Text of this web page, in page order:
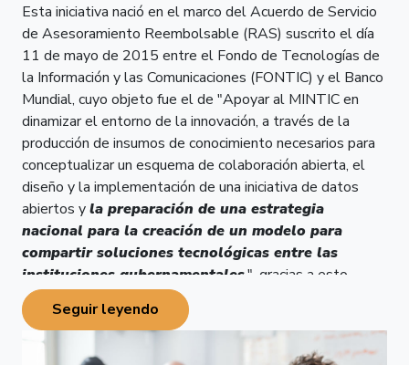
Esta iniciativa nació en el marco del Acuerdo de Servicio
de Asesoramiento Reembolsable (RAS) suscrito el día
11 de mayo de 2015 entre el Fondo de Tecnologías de
la Información y las Comunicaciones (FONTIC) y el Banco
Mundial, cuyo objeto fue el de "Apoyar al MINTIC en
dinamizar el entorno de la innovación, a través de la
producción de insumos de conocimiento necesarios para
conceptualizar un esquema de colaboración abierta, el
diseño y la implementación de una iniciativa de datos
abiertos yla preparación de una estrategia
nacional para la creación de un modelo para
compartir soluciones tecnológicas entre las
instituciones gubernamentales.", gracias a esto
surgió la iniciativa de Software Público Colombia, la cual
fue presentada en la semana de gobierno digital los días
25, 26 y 27 de octubre de 2017.
Seguir leyendo